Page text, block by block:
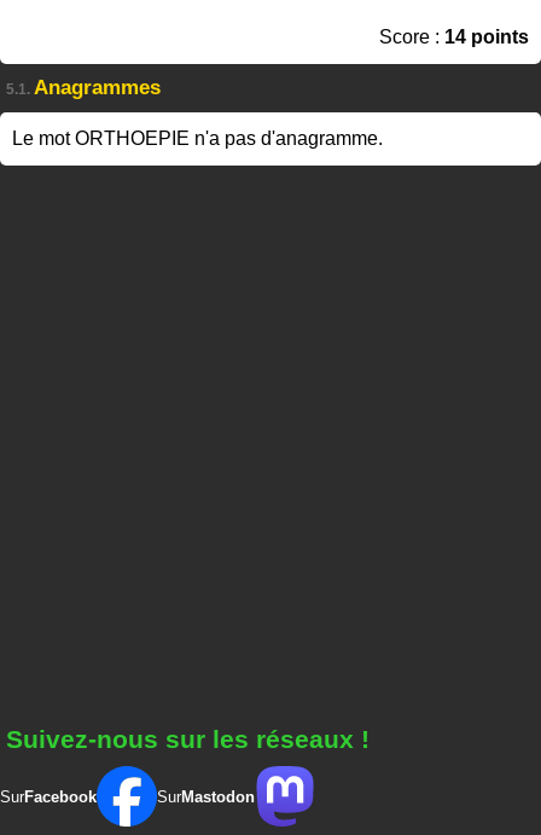
Score : 14 points
5.1. Anagrammes
Le mot ORTHOEPIE n'a pas d'anagramme.
Suivez-nous sur les réseaux !
SurFacebook SurMastodon